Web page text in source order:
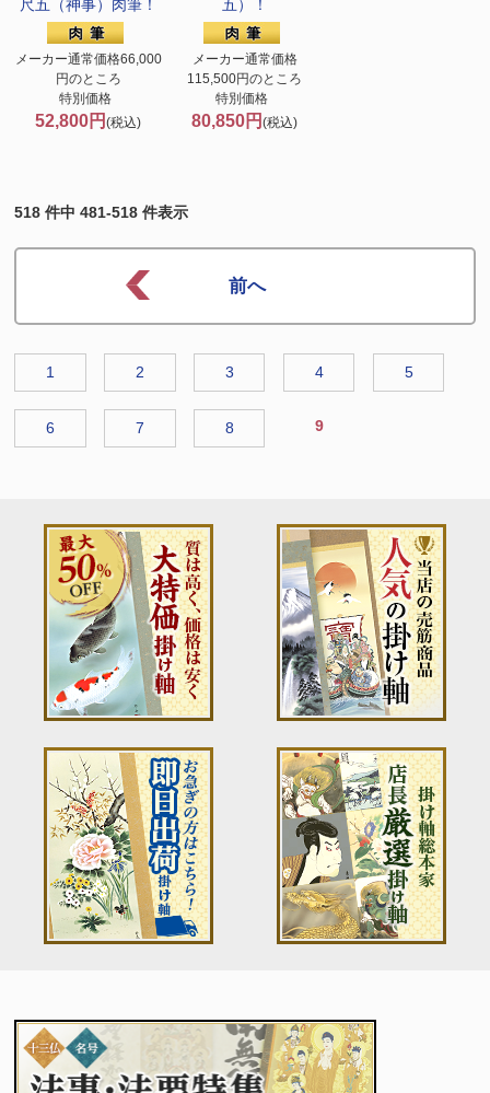
尺五（神事）肉筆！
メーカー通常価格66,000
円のところ
特別価格
52,800円(税込)
五）！
メーカー通常価格
115,500円のところ
特別価格
80,850円(税込)
518 件中 481-518 件表示
1 2 3 4 5
6 7 8 9